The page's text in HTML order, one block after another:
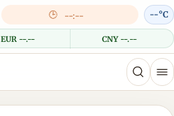
🕒 --:--
EUR --.-- CNY --.--
--°C